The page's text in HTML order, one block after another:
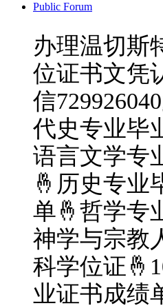
Public Forum
办理温切斯
位证书文凭
信
代史专业毕
语言文学专
🤞历史专业
单🤞哲学专
神学与宗教
科学位证
业证书成绩